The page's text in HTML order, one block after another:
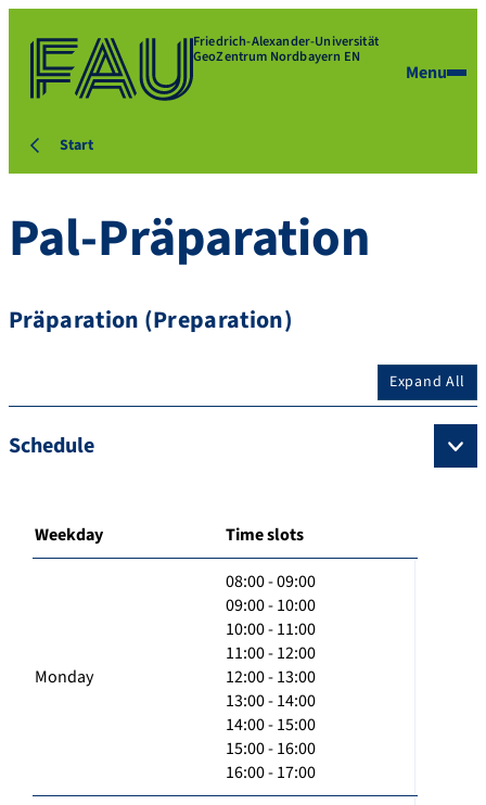
Friedrich-Alexander-Universität
GeoZentrum Nordbayern EN
Menu
Start
Pal-Präparation
Präparation (Preparation)
Expand All
Schedule
Weekday Time slots
Monday
08:00 - 09:00
09:00 - 10:00
10:00 - 11:00
11:00 - 12:00
12:00 - 13:00
13:00 - 14:00
14:00 - 15:00
15:00 - 16:00
16:00 - 17:00